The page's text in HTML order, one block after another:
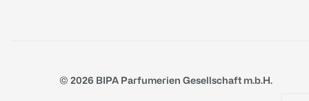
© 2026 BIPA Parfumerien Gesellschaft m.b.H.